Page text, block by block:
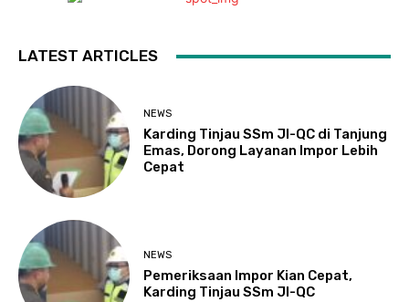
LATEST ARTICLES
NEWS
Karding Tinjau SSm JI-QC di Tanjung
Emas, Dorong Layanan Impor Lebih
Cepat
NEWS
Pemeriksaan Impor Kian Cepat,
Karding Tinjau SSm JI-QC